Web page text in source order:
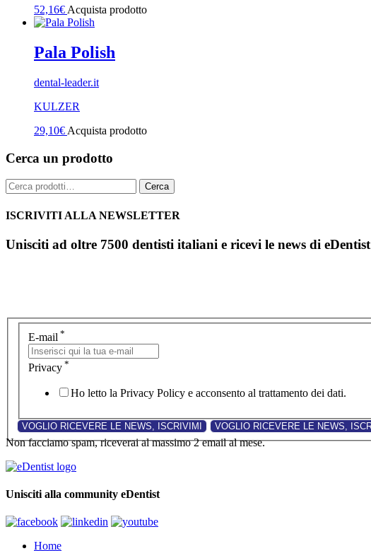
52,16€ Acquista prodotto
Pala Polish
dental-leader.it
KULZER
29,10€ Acquista prodotto
Cerca un prodotto
Cerca: Cerca
ISCRIVITI ALLA NEWSLETTER
Unisciti ad oltre 7500 dentisti italiani e ricevi le news di eDentist
E-mail *
Privacy *
Ho letto la Privacy Policy e acconsento al trattamento dei dati.
Non facciamo spam, riceverai al massimo 2 email al mese.
Unisciti alla community eDentist
Home